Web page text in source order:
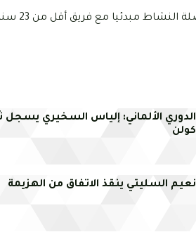
وكان الفريقان قد توصلا إلى اتفاق بخصوص الإعارة لكن بعد فشل الصفقة سيضطر الرقيق
الدوري الألماني: إلياس السخيري يسجل
كولن
نعيم السليتي ينقذ الاتفاق من الهزيمة